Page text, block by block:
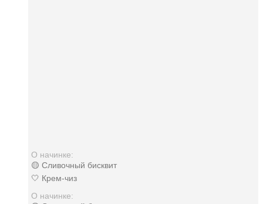
О начинке:
🟡 Сливочный бисквит
🤍 Крем-чиз
О начинке: